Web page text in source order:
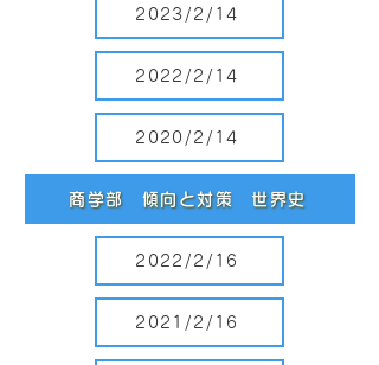
2023/2/14
2022/2/14
2020/2/14
商学部 傾向と対策 世界史
2022/2/16
2021/2/16